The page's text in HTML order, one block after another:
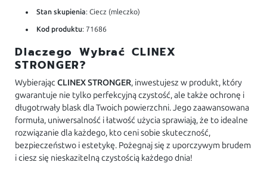
Stan skupienia: Ciecz (mleczko)
Kod produktu: 71686
Dlaczego Wybrać CLINEX
STRONGER?
WybierającCLINEX STRONGER, inwestujesz w produkt, który
gwarantuje nie tylko perfekcyjną czystość, ale także ochronę i
długotrwały blask dla Twoich powierzchni. Jego zaawansowana
formuła, uniwersalność i łatwość użycia sprawiają, że to idealne
rozwiązanie dla każdego, kto ceni sobie skuteczność,
bezpieczeństwo i estetykę. Pożegnaj się z uporczywym brudem
i ciesz się nieskazitelną czystością każdego dnia!